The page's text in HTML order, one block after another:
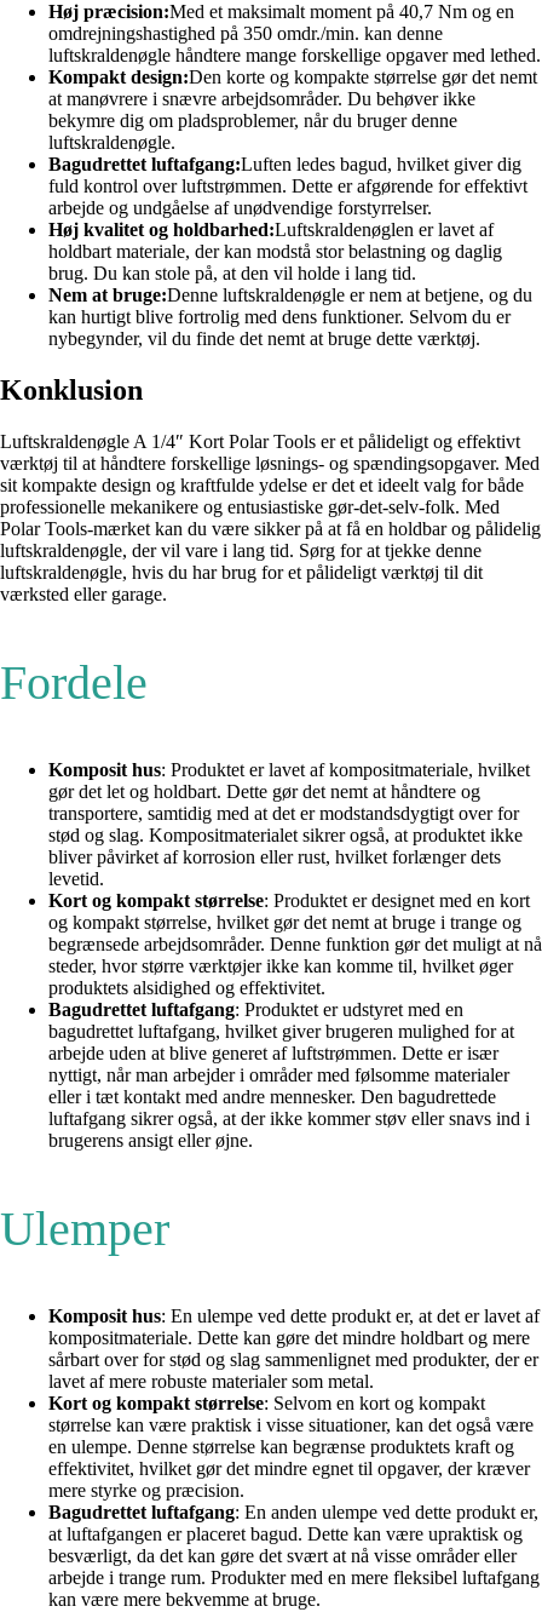
Høj præcision:Med et maksimalt moment på 40,7 Nm og en
omdrejningshastighed på 350 omdr./min. kan denne
luftskraldenøgle håndtere mange forskellige opgaver med lethed.
Kompakt design:Den korte og kompakte størrelse gør det nemt
at manøvrere i snævre arbejdsområder. Du behøver ikke
bekymre dig om pladsproblemer, når du bruger denne
luftskraldenøgle.
Bagudrettet luftafgang:Luften ledes bagud, hvilket giver dig
fuld kontrol over luftstrømmen. Dette er afgørende for effektivt
arbejde og undgåelse af unødvendige forstyrrelser.
Høj kvalitet og holdbarhed:Luftskraldenøglen er lavet af
holdbart materiale, der kan modstå stor belastning og daglig
brug. Du kan stole på, at den vil holde i lang tid.
Nem at bruge:Denne luftskraldenøgle er nem at betjene, og du
kan hurtigt blive fortrolig med dens funktioner. Selvom du er
nybegynder, vil du finde det nemt at bruge dette værktøj.
Konklusion
Luftskraldenøgle A 1/4″ Kort Polar Tools er et pålideligt og effektivt
værktøj til at håndtere forskellige løsnings- og spændingsopgaver. Med
sit kompakte design og kraftfulde ydelse er det et ideelt valg for både
professionelle mekanikere og entusiastiske gør-det-selv-folk. Med
Polar Tools-mærket kan du være sikker på at få en holdbar og pålidelig
luftskraldenøgle, der vil vare i lang tid. Sørg for at tjekke denne
luftskraldenøgle, hvis du har brug for et pålideligt værktøj til dit
værksted eller garage.
Fordele
Komposit hus: Produktet er lavet af kompositmateriale, hvilket
gør det let og holdbart. Dette gør det nemt at håndtere og
transportere, samtidig med at det er modstandsdygtigt over for
stød og slag. Kompositmaterialet sikrer også, at produktet ikke
bliver påvirket af korrosion eller rust, hvilket forlænger dets
levetid.
Kort og kompakt størrelse: Produktet er designet med en kort
og kompakt størrelse, hvilket gør det nemt at bruge i trange og
begrænsede arbejdsområder. Denne funktion gør det muligt at nå
steder, hvor større værktøjer ikke kan komme til, hvilket øger
produktets alsidighed og effektivitet.
Bagudrettet luftafgang: Produktet er udstyret med en
bagudrettet luftafgang, hvilket giver brugeren mulighed for at
arbejde uden at blive generet af luftstrømmen. Dette er især
nyttigt, når man arbejder i områder med følsomme materialer
eller i tæt kontakt med andre mennesker. Den bagudrettede
luftafgang sikrer også, at der ikke kommer støv eller snavs ind i
brugerens ansigt eller øjne.
Ulemper
Komposit hus: En ulempe ved dette produkt er, at det er lavet af
kompositmateriale. Dette kan gøre det mindre holdbart og mere
sårbart over for stød og slag sammenlignet med produkter, der er
lavet af mere robuste materialer som metal.
Kort og kompakt størrelse: Selvom en kort og kompakt
størrelse kan være praktisk i visse situationer, kan det også være
en ulempe. Denne størrelse kan begrænse produktets kraft og
effektivitet, hvilket gør det mindre egnet til opgaver, der kræver
mere styrke og præcision.
Bagudrettet luftafgang: En anden ulempe ved dette produkt er,
at luftafgangen er placeret bagud. Dette kan være upraktisk og
besværligt, da det kan gøre det svært at nå visse områder eller
arbejde i trange rum. Produkter med en mere fleksibel luftafgang
kan være mere bekvemme at bruge.